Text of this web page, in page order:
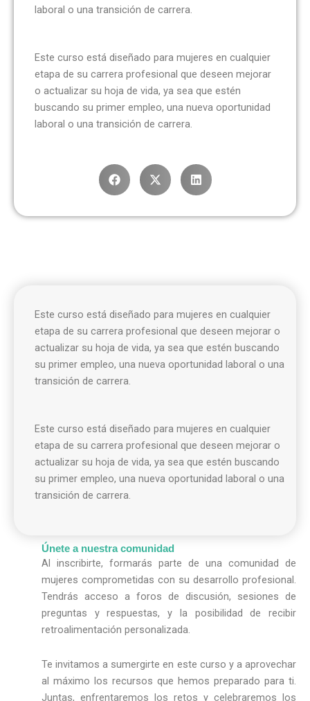
laboral o una transición de carrera.
Este curso está diseñado para mujeres en cualquier
etapa de su carrera profesional que deseen mejorar
o actualizar su hoja de vida, ya sea que estén
buscando su primer empleo, una nueva oportunidad
laboral o una transición de carrera.
Este curso está diseñado para mujeres en cualquier
etapa de su carrera profesional que deseen mejorar o
actualizar su hoja de vida, ya sea que estén buscando
su primer empleo, una nueva oportunidad laboral o una
transición de carrera.
Este curso está diseñado para mujeres en cualquier
etapa de su carrera profesional que deseen mejorar o
actualizar su hoja de vida, ya sea que estén buscando
su primer empleo, una nueva oportunidad laboral o una
transición de carrera.
Únete a nuestra comunidad
Al inscribirte, formarás parte de una comunidad de
mujeres comprometidas con su desarrollo profesional.
Tendrás acceso a foros de discusión, sesiones de
preguntas y respuestas, y la posibilidad de recibir
retroalimentación personalizada.
Te invitamos a sumergirte en este curso y a aprovechar
al máximo los recursos que hemos preparado para ti.
Juntas, enfrentaremos los retos y celebraremos los